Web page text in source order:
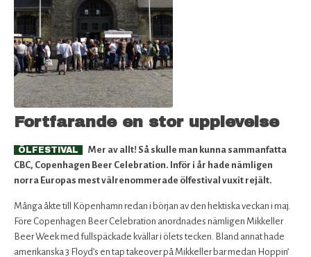
Fortfarande en stor upplevelse
ÖLFESTIVAL
Mer av allt! Så skulle man kunna sammanfatta
CBC, Copenhagen Beer Celebration. Inför i år hade nämligen
norra Europas mest välrenommerade ölfestival vuxit rejält.
Många åkte till Köpenhamn redan i början av den hektiska veckan i maj.
Före Copenhagen Beer Celebration anordnades nämligen Mikkeller
Beer Week med fullspäckade kvällar i ölets tecken. Bland annat hade
amerikanska 3 Floyd’s en tap takeover på Mikkeller bar medan Hoppin’